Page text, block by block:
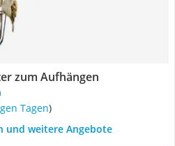
zum Aufhängen
Tagen)
und weitere Angebote